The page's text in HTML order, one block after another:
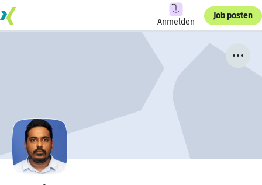
Anmelden
Job posten